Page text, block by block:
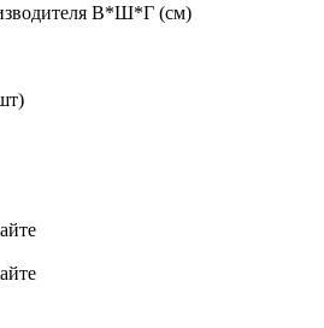
В*Ш*Г (см)